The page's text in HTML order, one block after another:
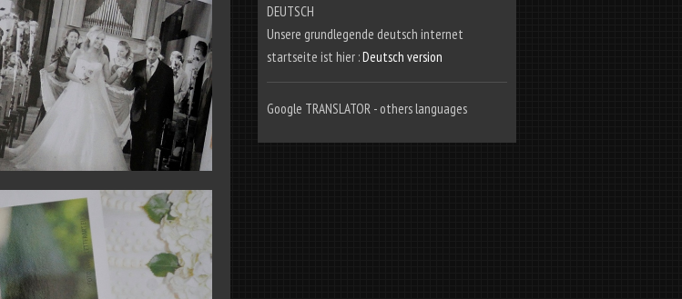
DEUTSCH
Unsere grundlegende deutsch internet
startseite ist hier :Deutsch version
Google TRANSLATOR - others languages